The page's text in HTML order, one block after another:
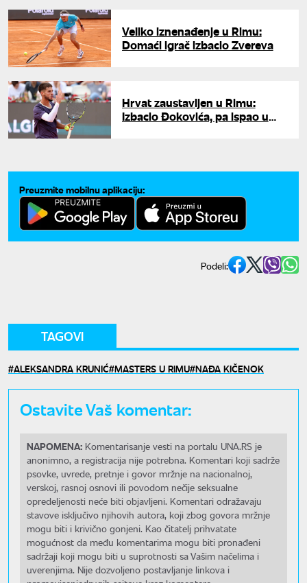
Veliko iznenađenje u Rimu:
Domaći igrač izbacio Zvereva
Hrvat zaustavljen u Rimu:
Izbacio Đokovića, pa ispao u
Preuzmite mobilnu aplikaciju:
Podeli:
TAGOVI
ALEKSANDRA KRUNIĆ MASTERS U RIMU NAĐA KIČENOK
Ostavite Vaš komentar:
NAPOMENA: Komentarisanje vesti na portalu UNA.RS je
anonimno, a registracija nije potrebna. Komentari koji sadrže
psovke, uvrede, pretnje i govor mržnje na nacionalnoj,
verskoj, rasnoj osnovi ili povodom nečije seksualne
opredeljenosti neće biti objavljeni. Komentari odražavaju
stavove isključivo njihovih autora, koji zbog govora mržnje
mogu biti i krivično gonjeni. Kao čitatelj prihvatate
mogućnost da među komentarima mogu biti pronađeni
sadržaji koji mogu biti u suprotnosti sa Vašim načelima i
uverenjima. Nije dozvoljeno postavljanje linkova i